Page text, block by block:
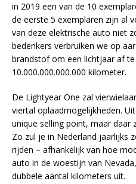
in 2019 een van de 10
de eerste 5 exemplaren zijn al
van deze elektrische auto niet
bedenkers verbruiken we op
brandstof om een lichtjaar af te
10.000.000.000.000 kilometer.
De Lightyear One zal
viertal oplaadmogelijkheden.
unique selling point, maar daar
Zo zul je in Nederland jaarlijks
rijden – afhankelijk van hoe
auto in de woestijn van
dubbele aantal kilometers uit.